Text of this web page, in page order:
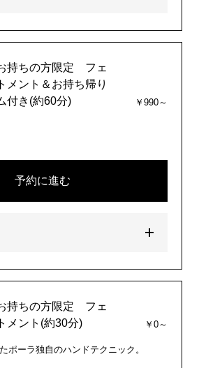
持ちの方限定 フェ
メント＆お持ち帰り
付き(約60分)
￥990～
予約に進む
持ちの方限定 フェ
メント(約30分)
￥0～
ポーラ独自のハンドテクニック。